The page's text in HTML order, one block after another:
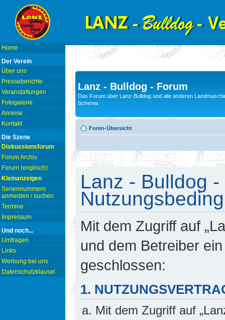
Home
Der Verein
Über uns
Presseberichte
Veranstaltungen
Fotogalerie
Anreise
Kontakt
Die Szene
Diskussionsforum
Forum Archiv
Forum (englisch)
Kleinanzeigen
Seriennummern
anmelden / suchen
Termine
Impressum
Und noch...
Umfragen
Links
Werbung bei uns
Datenschutzklausel
Lanz - Bulldog - Forum
Das Forum über Lanz-Bulldog und alle anderen
Scheres
Foren-Übersicht
Lanz - Bulldog
Mit dem Zugriff auf
und dem Betreiber
geschlossen:
1.
Mit dem Zugriff auf